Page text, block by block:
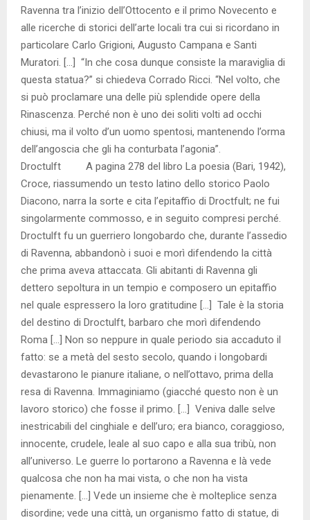
Ravenna tra l’inizio dell’Ottocento e il primo Novecento e
alle ricerche di storici dell’arte locali tra cui si ricordano in
particolare Carlo Grigioni, Augusto Campana e Santi
Muratori. […] “In che cosa dunque consiste la maraviglia di
questa statua?” si chiedeva Corrado Ricci. “Nel volto, che
si può proclamare una delle più splendide opere della
Rinascenza. Perché non è uno dei soliti volti ad occhi
chiusi, ma il volto d’un uomo spentosi, mantenendo l’orma
dell’angoscia che gli ha conturbata l’agonia”.
Droctulft A pagina 278 del libro La poesia (Bari, 1942),
Croce, riassumendo un testo latino dello storico Paolo
Diacono, narra la sorte e cita l’epitaffio di Droctfult; ne fui
singolarmente commosso, e in seguito compresi perché.
Droctulft fu un guerriero longobardo che, durante l’assedio
di Ravenna, abbandonò i suoi e morì difendendo la città
che prima aveva attaccata. Gli abitanti di Ravenna gli
dettero sepoltura in un tempio e composero un epitaffio
nel quale espressero la loro gratitudine […] Tale è la storia
del destino di Droctulft, barbaro che morì difendendo
Roma […] Non so neppure in quale periodo sia accaduto il
fatto: se a metà del sesto secolo, quando i longobardi
devastarono le pianure italiane, o nell’ottavo, prima della
resa di Ravenna. Immaginiamo (giacché questo non è un
lavoro storico) che fosse il primo. […] Veniva dalle selve
inestricabili del cinghiale e dell’uro; era bianco, coraggioso,
innocente, crudele, leale al suo capo e alla sua tribù, non
all’universo. Le guerre lo portarono a Ravenna e là vede
qualcosa che non ha mai vista, o che non ha vista
pienamente. […] Vede un insieme che è molteplice senza
disordine; vede una città, un organismo fatto di statue, di